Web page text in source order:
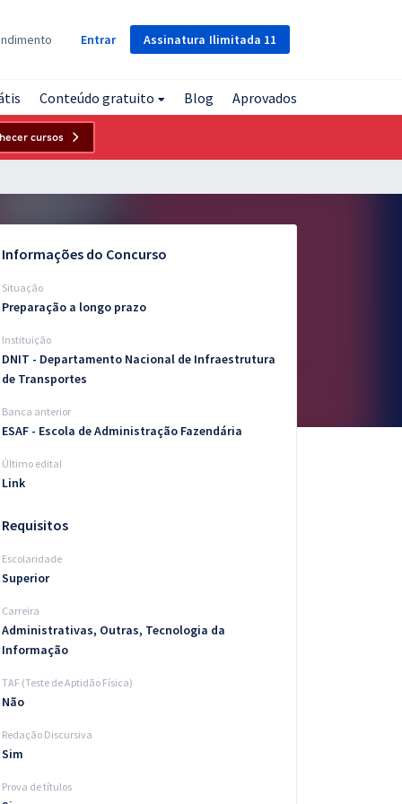
Assinatura Ilimitada 11
Entrar
Conteúdo gratuito Blog Aprovados
cursos
Informações do Concurso
Situação
Preparação a longo prazo
Instituição
DNIT - Departamento Nacional de Infraestrutura
de Transportes
Banca anterior
ESAF - Escola de Administração Fazendária
Último edital
Link
Requisitos
Escolaridade
Superior
Carreira
Administrativas, Outras, Tecnologia da
Informação
TAF (Teste de Aptidão Física)
Não
Redação Discursiva
Sim
Prova de títulos